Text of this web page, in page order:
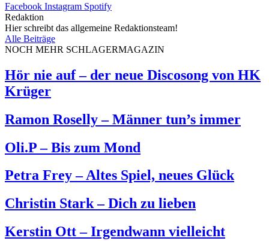
Facebook Instagram Spotify
Redaktion
Hier schreibt das allgemeine Redaktionsteam!
Alle Beiträge
NOCH MEHR SCHLAGERMAGAZIN
Hör nie auf – der neue Discosong von HK
Krüger
Ramon Roselly – Männer tun’s immer
Oli.P – Bis zum Mond
Petra Frey – Altes Spiel, neues Glück
Christin Stark – Dich zu lieben
Kerstin Ott – Irgendwann vielleicht